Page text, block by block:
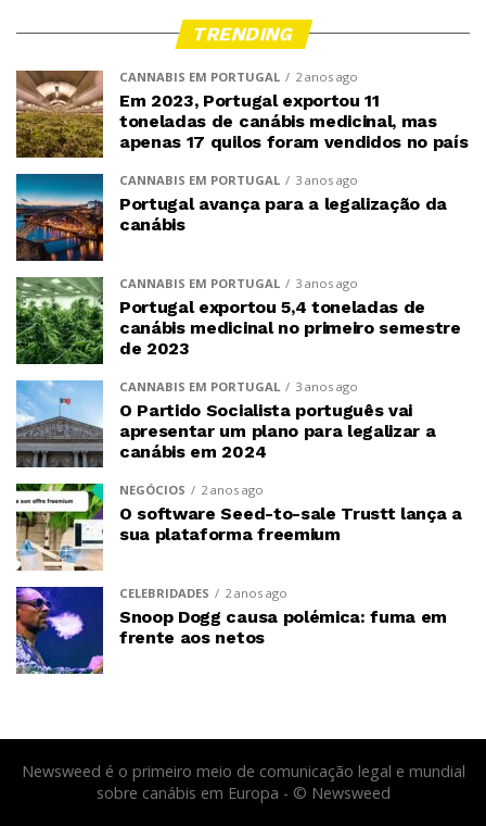
TRENDING
CANNABIS EM PORTUGAL 2 anos ago
Em 2023, Portugal exportou 11
toneladas de canábis medicinal, mas
apenas 17 quilos foram vendidos no país
CANNABIS EM PORTUGAL 3 anos ago
Portugal avança para a legalização da
canábis
CANNABIS EM PORTUGAL 3 anos ago
Portugal exportou 5,4 toneladas de
canábis medicinal no primeiro semestre
de 2023
CANNABIS EM PORTUGAL 3 anos ago
O Partido Socialista português vai
apresentar um plano para legalizar a
canábis em 2024
NEGÓCIOS 2 anos ago
O software Seed-to-sale Trustt lança a
sua plataforma freemium
CELEBRIDADES 2 anos ago
Snoop Dogg causa polémica: fuma em
frente aos netos
Newsweed é o primeiro meio de comunicação legal e mundial
sobre canábis em Europa - © Newsweed